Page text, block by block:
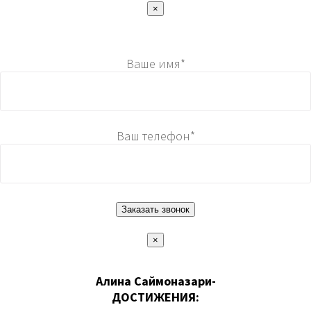
×
Ваше имя*
Ваш телефон*
×
Алина Саймоназари-
ДОСТИЖЕНИЯ: